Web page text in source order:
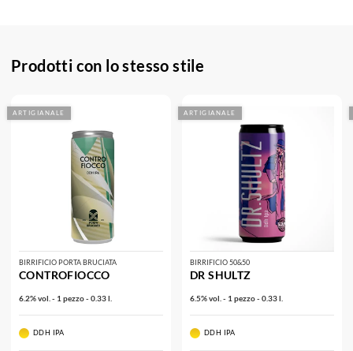
Prodotti con lo stesso stile
ARTIGIANALE
BIRRIFICIO PORTA BRUCIATA
CONTROFIOCCO
6.2% vol. - 1 pezzo - 0.33 l.
DDH IPA
ARTIGIANALE
BIRRIFICIO 50&50
DR SHULTZ
6.5% vol. - 1 pezzo - 0.33 l.
DDH IPA